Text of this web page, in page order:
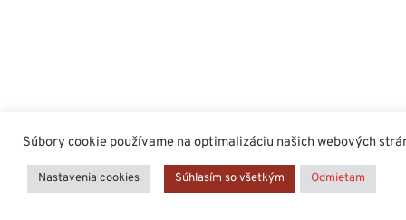
Súbory cookie používame na optimalizáciu našich webových
Nastavenia cookies Súhlasím so všetkým Odmietam